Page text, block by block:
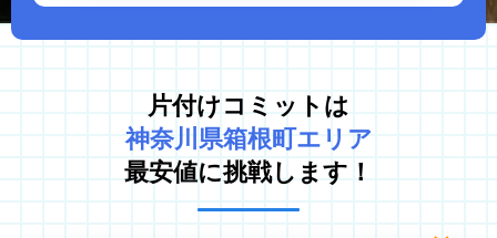
神奈川県
片付けコミットは
神奈川県箱根町エリア
最安値に挑戦します！